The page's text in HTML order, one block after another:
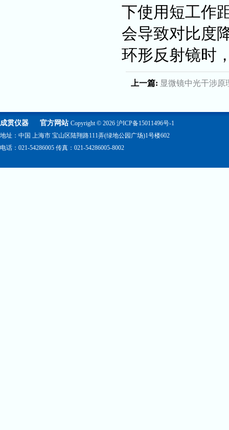
下使用短工作
会导致对比度
环形反射镜时
上一篇: 显微镜中光干涉原
成贯仪器 官方网站 Copyright © 2026 沪ICP备15011496号-1
地址：中国 上海市 宝山区陆翔路111弄(绿地公园广场)1号楼602
电话：021-54286005 传真：021-54286005-8002